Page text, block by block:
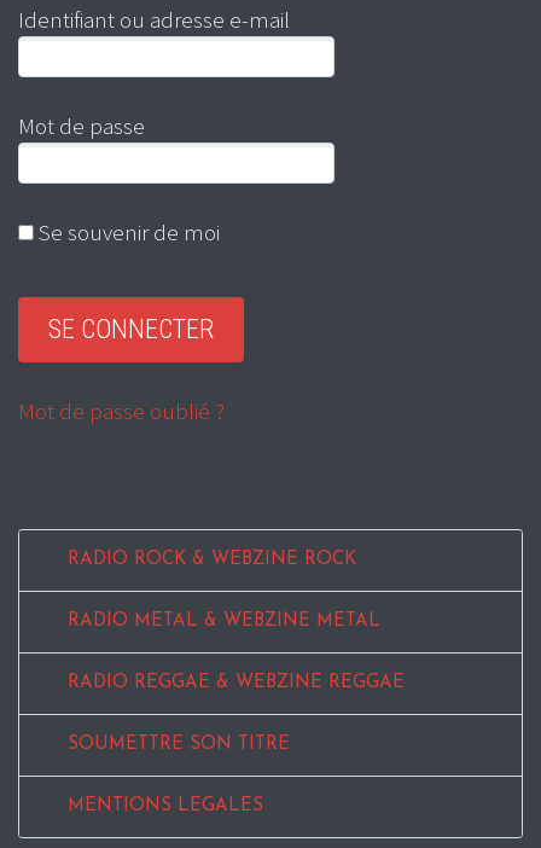
Identifiant ou adresse e-mail
Mot de passe
Se souvenir de moi
Mot de passe oublié ?
RADIO ROCK & WEBZINE ROCK
RADIO METAL & WEBZINE METAL
RADIO REGGAE & WEBZINE REGGAE
SOUMETTRE SON TITRE
MENTIONS LEGALES